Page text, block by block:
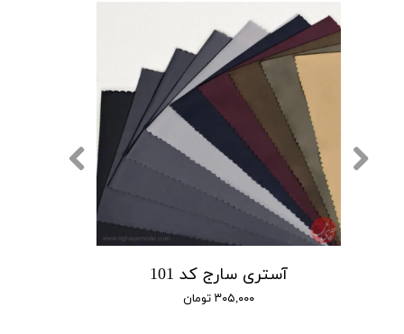
آستری سارج کد 101
۳۰۵,۰۰۰ تومان